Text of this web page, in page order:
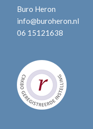
Buro Heron
info@buroheron.nl
06 15121638